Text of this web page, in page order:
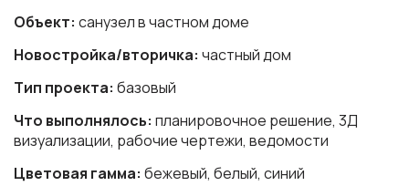
Объект: санузел в частном доме
Новостройка/вторичка: частный дом
Тип проекта: базовый
Что выполнялось: планировочное решение, 3Д
визуализации, рабочие чертежи, ведомости
Цветовая гамма: бежевый, белый, синий